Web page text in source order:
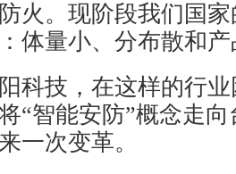
火。现阶段我们国
体量小、分布散和
技，在这样的行业
“智能安防”概念走
一次变革。